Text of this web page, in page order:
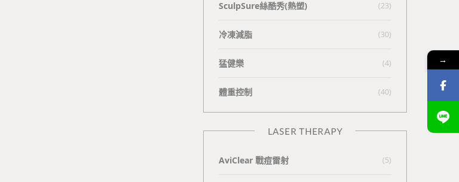
SculpSure絲酷秀(熱塑) (23)
冷凍減脂 (30)
猛健樂 (4)
體重控制 (40)
LASER THERAPY
AviClear 戰痘雷射 (5)
→